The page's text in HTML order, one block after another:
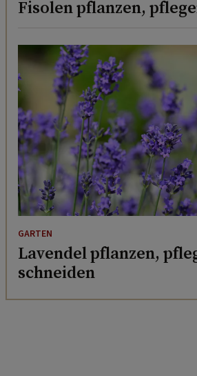
Fisolen pflanzen,
GARTEN
Lavendel pflanzen,
schneiden